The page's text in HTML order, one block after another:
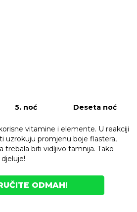
5. noć Deseta noć
vitamine i elemente. U reakciji
uzrokuju promjenu boje flastera,
trebala biti vidljivo tamnija. Tako
ODMAH!